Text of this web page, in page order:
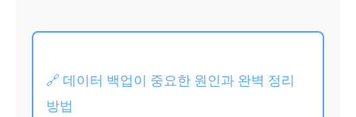
🔗 데이터 백업이 중요한 원인과 완벽 정리
방법